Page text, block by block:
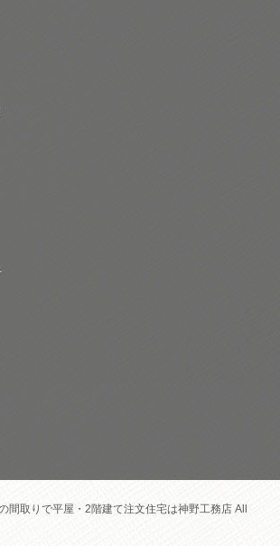
取りで平屋・2階建て注文住宅は神野工務店 All